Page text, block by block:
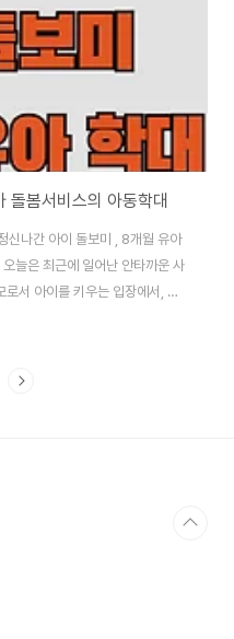
돌봄서비스의 아동학대
신나간 아이 돌보미 , 8개월 유아
늘은 최근에 일어난 안타까운 사
서 아이를 키우는 입장에서, 돌
전이잖아요. 그런데 최근 대구
서, 아동학대 문제와 돌봄서비